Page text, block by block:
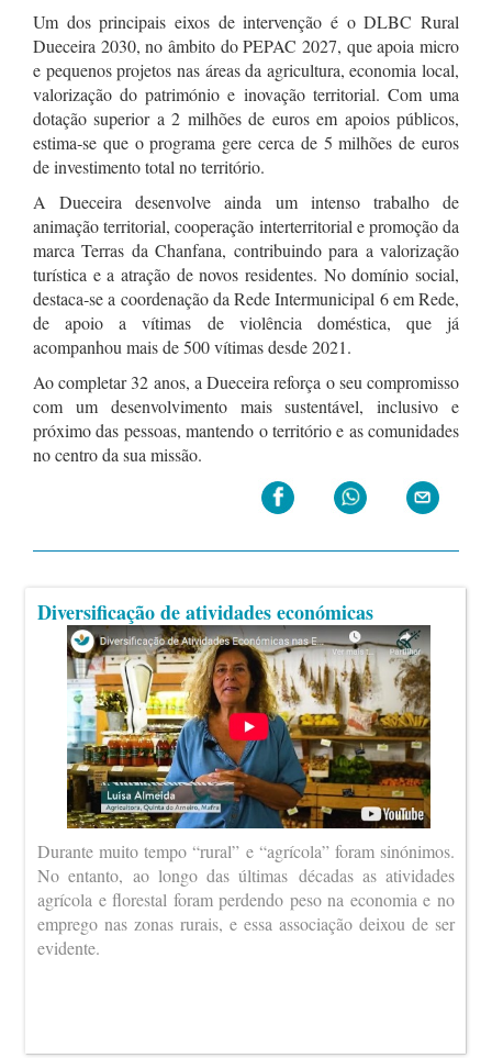
Um dos principais eixos de intervenção é o DLBC Rural
Dueceira 2030, no âmbito do PEPAC 2027, que apoia micro
e pequenos projetos nas áreas da agricultura, economia local,
valorização do património e inovação territorial. Com uma
dotação superior a 2 milhões de euros em apoios públicos,
estima‑se que o programa gere cerca de 5 milhões de euros
de investimento total no território.
A Dueceira desenvolve ainda um intenso trabalho de
animação territorial, cooperação interterritorial e promoção da
marca Terras da Chanfana, contribuindo para a valorização
turística e a atração de novos residentes. No domínio social,
destaca‑se a coordenação da Rede Intermunicipal 6 em Rede,
de apoio a vítimas de violência doméstica, que já
acompanhou mais de 500 vítimas desde 2021.
Ao completar 32 anos, a Dueceira reforça o seu compromisso
com um desenvolvimento mais sustentável, inclusivo e
próximo das pessoas, mantendo o território e as comunidades
no centro da sua missão.
Diversificação de atividades económicas
Durante muito tempo “rural” e “agrícola” foram sinónimos.
No entanto, ao longo das últimas décadas as atividades
agrícola e florestal foram perdendo peso na economia e no
emprego nas zonas rurais, e essa associação deixou de ser
evidente.